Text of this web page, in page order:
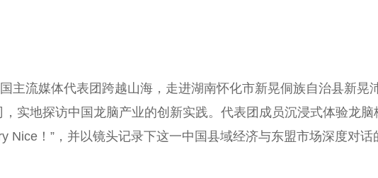
主流媒体代表团跨越山海，走进湖南怀化市新晃侗族自治县新晃
，实地探访中国 龙脑产业的创新实践。代表团成员沉浸式体验龙脑
Nice！”，并以镜头记录下这一中国县域经济与东盟市场深度对话